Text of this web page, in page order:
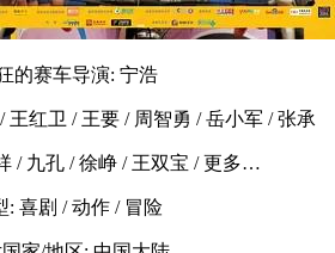
的赛车导演: 宁浩
王红卫 / 王要 / 周智勇 / 岳小军 / 张承
/ 九孔 / 徐峥 / 王双宝 / 更多…
: 喜剧 / 动作 / 冒险